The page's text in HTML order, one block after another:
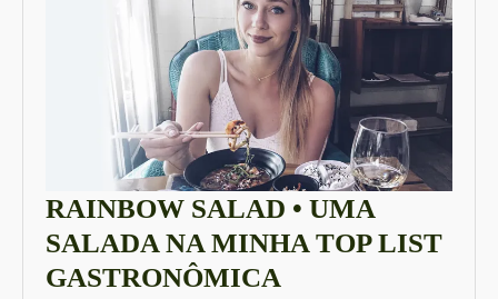
RAINBOW SALAD • UMA
SALADA NA MINHA TOP LIST
GASTRONÔMICA